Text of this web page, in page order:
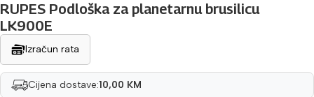
RUPES Podloška za planetarnu brusilicu
LK900E
Izračun rata
Cijena dostave:10,00 KM